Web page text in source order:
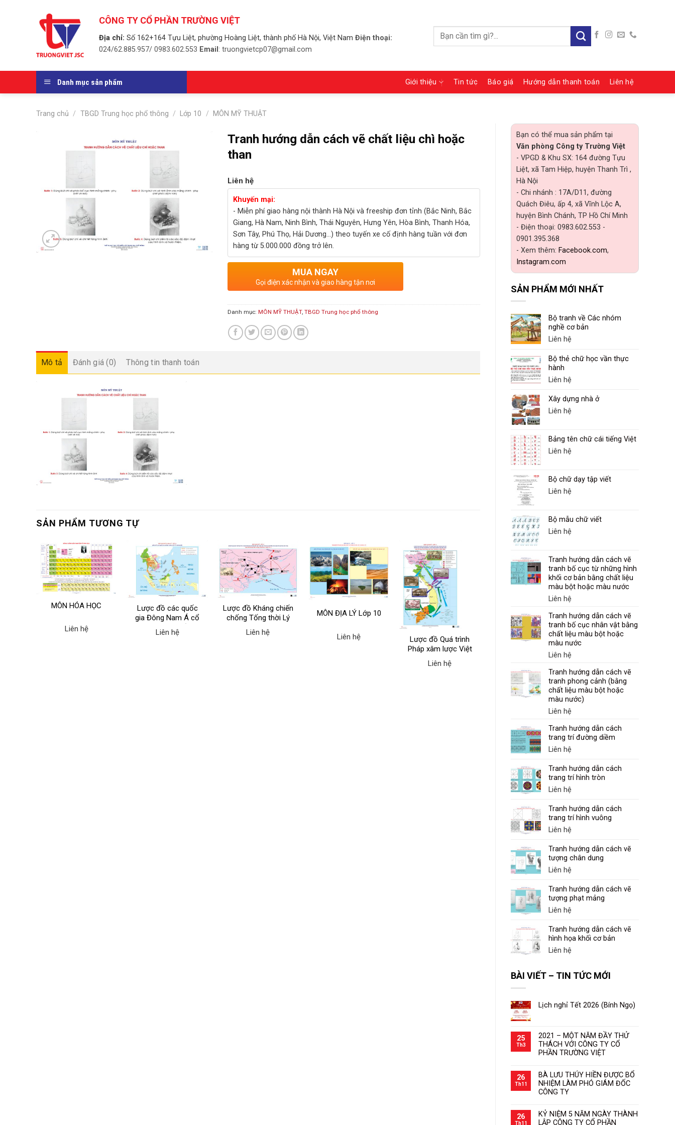
CÔNG TY CỔ PHẦN TRƯỜNG VIỆT
Địa chỉ: Số 162+164 Tựu Liệt, phường Hoàng Liệt, thành phố Hà Nội, Việt Nam Điện thoại:
024/62.885.957/ 0983.602.553 Email : truongvietcp07@gmail.com
Tìm
kiếm:
Danh mục sản phẩm Giới thiệu Tin tức Báo giá Hướng dẫn thanh toán Liên hệ
Trang chủ / TBGD Trung học phổ thông / Lớp 10 / MÔN MỸ THUẬT
Bạn có thể mua sản phẩm tại
Văn phòng Công ty Trường Việt
- VPGD & Khu SX: 164 đường Tựu
Liệt, xã Tam Hiệp, huyện Thanh Trì ,
Hà Nội
- Chi nhánh : 17A/D11, đường
Quách Điêu, ấp 4, xã Vĩnh Lộc A,
huyện Bình Chánh, TP Hồ Chí Minh
- Điện thoại: 0983.602.553 -
0901.395.368
- Xem thêm: Facebook.com,
Instagram.com
SẢN PHẨM MỚI NHẤT
Bộ tranh về Các nhóm
nghề cơ bản
Liên hệ
Bộ thẻ chữ học vần thực
hành
Liên hệ
Xây dựng nhà ở
Liên hệ
Bảng tên chữ cái tiếng Việt
Liên hệ
Bộ chữ dạy tập viết
Liên hệ
Bộ mẫu chữ viết
Liên hệ
Tranh hướng dẫn cách vẽ
tranh bố cục từ những hình
khối cơ bản bằng chất liệu
màu bột hoặc màu nước
Liên hệ
Tranh hướng dẫn cách vẽ
tranh bố cục nhân vật bằng
chất liệu màu bột hoặc
màu nước
Liên hệ
Tranh hướng dẫn cách vẽ
tranh phong cảnh (bằng
chất liệu màu bột hoặc
màu nước)
Liên hệ
Tranh hướng dẫn cách
trang trí đường diềm
Liên hệ
Tranh hướng dẫn cách
trang trí hình tròn
Liên hệ
Tranh hướng dẫn cách
trang trí hình vuông
Liên hệ
Tranh hướng dẫn cách vẽ
tượng chân dung
Liên hệ
Tranh hướng dẫn cách vẽ
tượng phạt mảng
Liên hệ
Tranh hướng dẫn cách vẽ
hình họa khối cơ bản
Liên hệ
BÀI VIẾT – TIN TỨC MỚI
Lịch nghỉ Tết 2026 (Bính Ngọ)
25
Th3
2021 – MỘT NĂM ĐẦY THỬ
THÁCH VỚI CÔNG TY CỔ
PHẦN TRƯỜNG VIỆT
26
Th11
BÀ LƯU THÚY HIỀN ĐƯỢC BỔ
NHIỆM LÀM PHÓ GIÁM ĐỐC
CÔNG TY
26
Th11
KỶ NIỆM 5 NĂM NGÀY THÀNH
LẬP CÔNG TY CỔ PHẦN
Tranh hướng dẫn cách vẽ chất liệu chì hoặc
than
Liên hệ
Khuyến mại:
- Miễn phí giao hàng nội thành Hà Nội và freeship đơn tỉnh (Bắc Ninh, Bắc
Giang, Hà Nam, Ninh Bình, Thái Nguyên, Hưng Yên, Hòa Bình, Thanh Hóa,
Sơn Tây, Phú Thọ, Hải Dương...) theo tuyến xe cố định hàng tuần với đơn
hàng từ 5.000.000 đồng trở lên.
MUA NGAY
Gọi điện xác nhận và giao hàng tận nơi
Danh mục: MÔN MỸ THUẬT, TBGD Trung học phổ thông
Mô tả Đánh giá (0) Thông tin thanh toán
SẢN PHẨM TƯƠNG TỰ
MÔN HÓA HỌC
Liên hệ
Lược đồ các quốc
gia Đông Nam Á cổ
và phong kiến
Liên hệ
Lược đồ Kháng chiến
chống Tống thời Lý
(1075-1077)
Liên hệ
MÔN ĐỊA LÝ Lớp 10
Liên hệ
Lược đồ Quá trình
Pháp xâm lược Việt
Nam (1858-1884)
Liên hệ
12)
Liên hệ